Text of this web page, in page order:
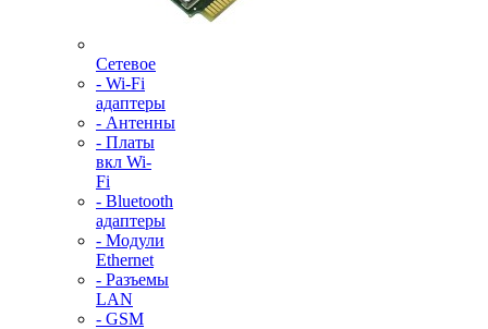
Сетевое
- Wi-Fi
адаптеры
- Антенны
- Платы
вкл Wi-
Fi
- Bluetooth
адаптеры
- Модули
Ethernet
- Разъемы
LAN
- GSM